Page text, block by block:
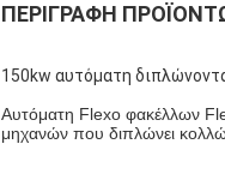
ΠΕΡΙΓΡΑΦΉ
150kw αυτόματη
Αυτόματη Flexo φακέλλων
μηχανών που διπλώνει